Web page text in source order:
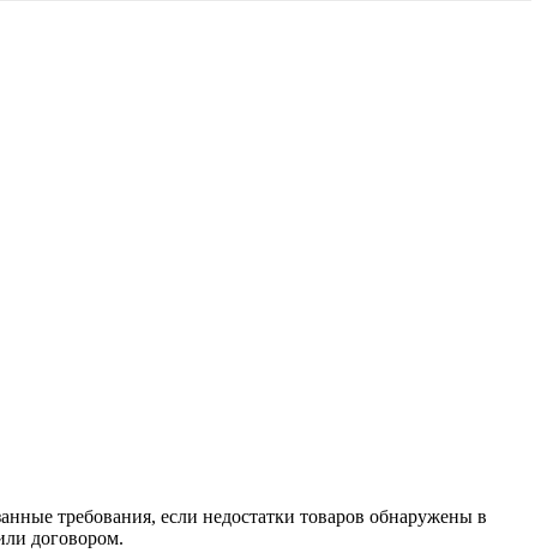
требования, если недостатки товаров обнаружены в
договором.